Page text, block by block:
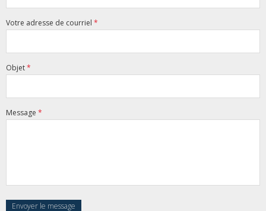
Votre adresse de courriel *
Objet*
Message *